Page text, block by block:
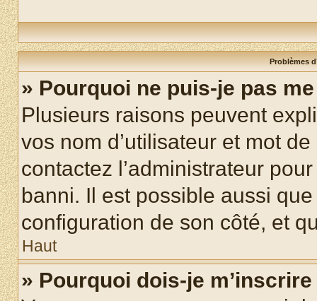
Problèmes
» Pourquoi ne puis-je pas
Plusieurs raisons peuvent
vos nom d’utilisateur et mot
contactez l’administrateur
banni. Il est possible aussi
configuration de son côté, et
Haut
» Pourquoi dois-je